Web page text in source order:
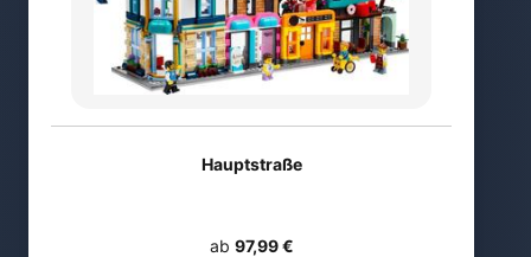
Hauptstraße
ab 97,99 €